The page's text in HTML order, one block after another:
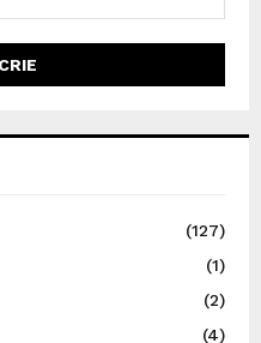
(127)
(1)
(2)
(4)